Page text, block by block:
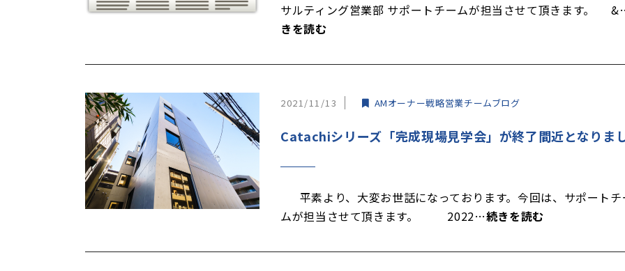
サルティング営業部 サポートチームが担当させて頂きます。
きを読む
2021/11/13 AMオーナー戦略営業チームブログ
Catachiシリーズ「完成現場見学会」が終了間近となりま
平素より、大変お世話になっております。今回は、サポートチ
ムが担当させて頂きます。 2022…続きを読む